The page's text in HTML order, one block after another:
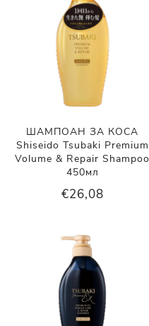
ШАМПОАН ЗА КОСА
Shiseido Tsubaki Premium
Volume & Repair Shampoo
450мл
€26,08